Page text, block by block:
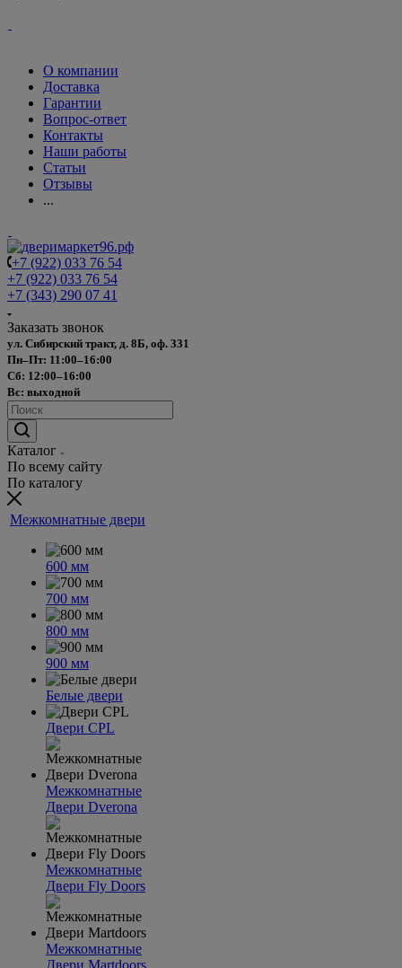
О компании
Доставка
Гарантии
Вопрос-ответ
Контакты
Наши работы
Статьи
Отзывы
...
+7 (922) 033 76 54
+7 (922) 033 76 54
+7 (343) 290 07 41
Заказать звонок
ул. Сибирский тракт, д. 8Б, оф. 331
Пн–Пт: 11:00–16:00
Сб: 12:00–16:00
Вс: выходной
Каталог
По всему сайту
По каталогу
Межкомнатные двери
600 мм
700 мм
800 мм
900 мм
Белые двери
Двери CPL
Межкомнатные
Двери Dverona
Межкомнатные
Двери Fly Doors
Межкомнатные
Двери Martdoors